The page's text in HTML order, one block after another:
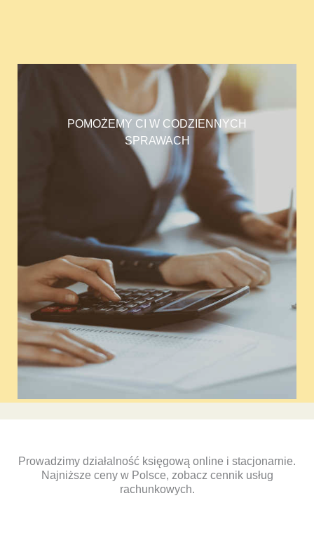
POMOŻEMY CI W CODZIENNYCH
SPRAWACH
Prowadzimy działalność księgową online i stacjonarnie.
Najniższe ceny w Polsce, zobacz cennik usług
rachunkowych.